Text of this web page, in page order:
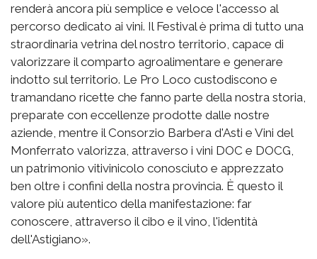
renderà ancora più semplice e veloce l'accesso al
percorso dedicato ai vini. Il Festival è prima di tutto una
straordinaria vetrina del nostro territorio, capace di
valorizzare il comparto agroalimentare e generare
indotto sul territorio. Le Pro Loco custodiscono e
tramandano ricette che fanno parte della nostra storia,
preparate con eccellenze prodotte dalle nostre
aziende, mentre il Consorzio Barbera d'Asti e Vini del
Monferrato valorizza, attraverso i vini DOC e DOCG,
un patrimonio vitivinicolo conosciuto e apprezzato
ben oltre i confini della nostra provincia. È questo il
valore più autentico della manifestazione: far
conoscere, attraverso il cibo e il vino, l'identità
dell'Astigiano».